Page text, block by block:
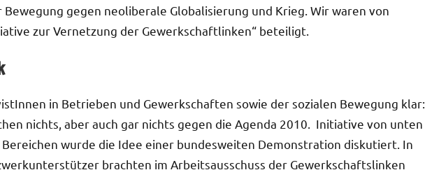
gegen neoliberale Globalisierung und Krieg. Wir waren von
zur Vernetzung der Gewerkschaftlinken“ beteiligt.
in Betrieben und Gewerkschaften sowie der sozialen Bewegung klar:
nichts, aber auch gar nichts gegen die Agenda 2010. Initiative von unten
wurde die Idee einer bundesweiten Demonstration diskutiert. In
brachten im Arbeitsausschuss der Gewerkschaftslinken